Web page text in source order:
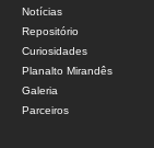
Notícias
Repositório
Curiosidades
Planalto Mirandês
Galeria
Parceiros